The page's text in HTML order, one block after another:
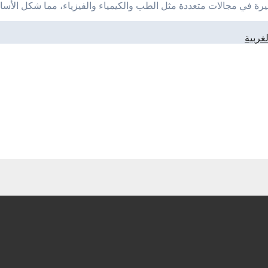
في مجالات متعددة مثل الطب والكيمياء والفيزياء، مما شكل